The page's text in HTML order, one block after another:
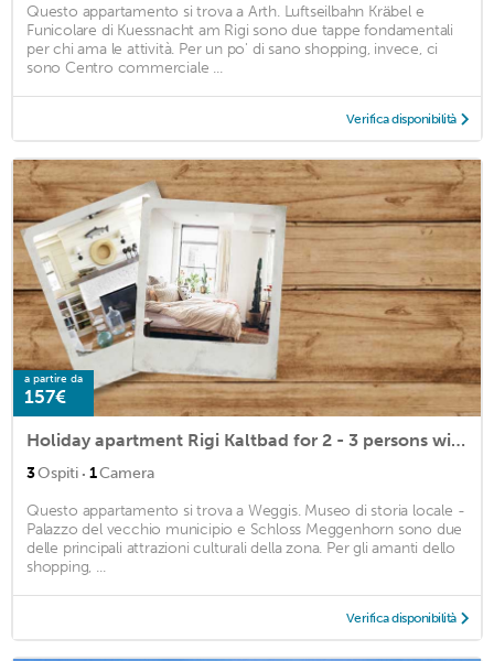
Questo appartamento si trova a Arth. Luftseilbahn Kräbel e
Funicolare di Kuessnacht am Rigi sono due tappe fondamentali
per chi ama le attività. Per un po' di sano shopping, invece, ci
sono Centro commerciale ...
Verifica disponibilità
a partire da
157€
Holiday apartment Rigi Kaltbad for 2 - 3 persons with 1 bedroom - Holiday apartment
3Ospiti · 1Camera
Questo appartamento si trova a Weggis. Museo di storia locale -
Palazzo del vecchio municipio e Schloss Meggenhorn sono due
delle principali attrazioni culturali della zona. Per gli amanti dello
shopping, ...
Verifica disponibilità